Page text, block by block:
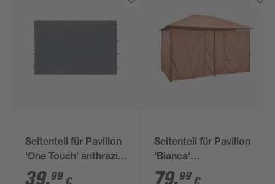
Seitenteil für Pavillon
'One Touch' anthrazit
295 x 195 cm 2 Stück
39,99
Seitenteil für Pavillon
'Bianca'
terrakottafarben 281
79,99